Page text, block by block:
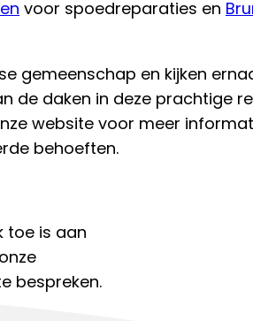
voor spoedreparaties en
gemeenschap en kijken
de daken in deze prachtige
website voor meer
behoeften.
toe is aan
bespreken.